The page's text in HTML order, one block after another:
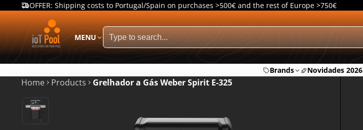
OFFER: Shipping costs to Portugal/Spain on purchases >500€ and the rest of Europe >750€
MENU
Brands Novidades 2026
Home Products Grelhador a Gás Weber Spirit E-325